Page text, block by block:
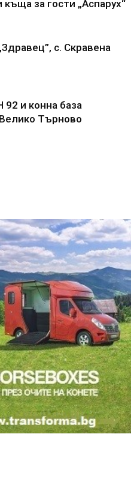
къща за гости „Аспарух“
с. Скравена
и конна база
Търново